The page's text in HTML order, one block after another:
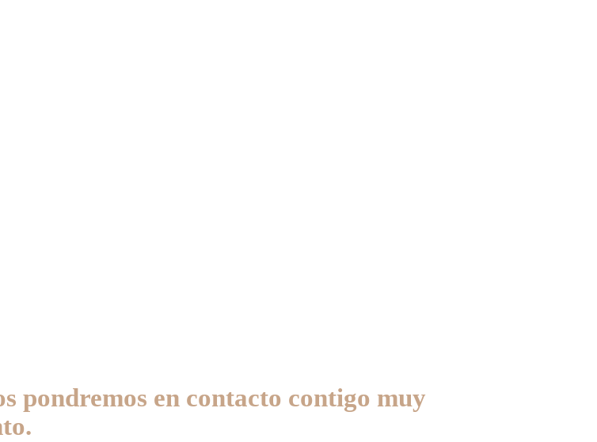
pondremos en contacto contigo muy